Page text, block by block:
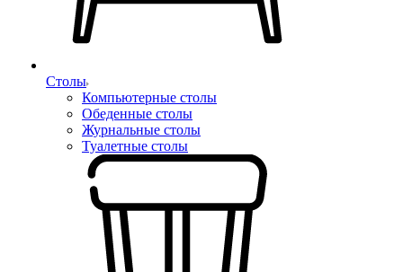
Столы
Компьютерные столы
Обеденные столы
Журнальные столы
Туалетные столы